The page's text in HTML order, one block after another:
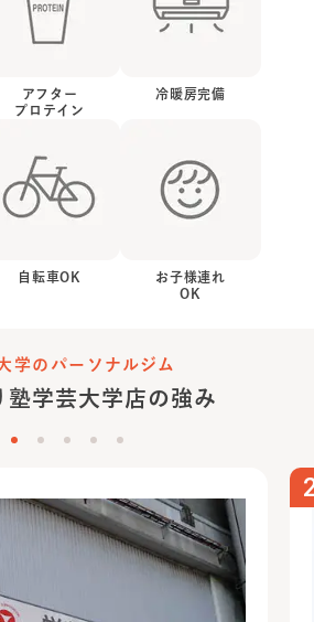
アフター
プロテイン
冷暖房完備
自転車OK
お子様連れ
OK
学のパーソナルジム
塾学芸大学店 の強み